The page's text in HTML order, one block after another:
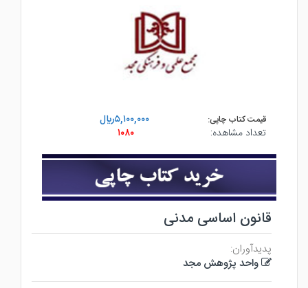
قیمت کتاب چاپی:
۵,۱۰۰,۰۰۰ريال
تعداد مشاهده:
۱۰۸۰
قانون اساسی مدنی
پدیدآوران:
واحد پژوهش مجد